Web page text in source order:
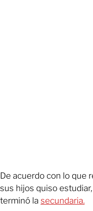
De acuerdo con lo que
sus hijos quiso
terminó la secundaria.